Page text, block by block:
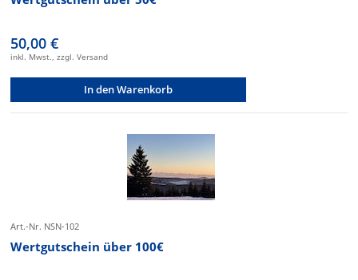
50,00 €
inkl. Mwst., zzgl. Versand
In den Warenkorb
Art.-Nr. NSN-102
Wertgutschein über 100€